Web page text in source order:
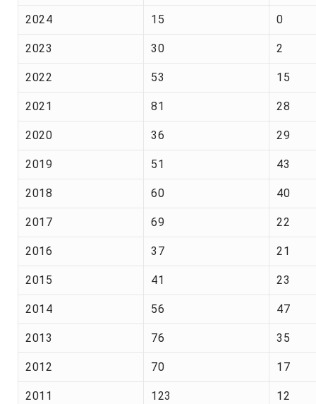
2024 15 0
2023 30 2
2022 53 15
2021 81 28
2020 36 29
2019 51 43
2018 60 40
2017 69 22
2016 37 21
2015 41 23
2014 56 47
2013 76 35
2012 70 17
2011 123 12